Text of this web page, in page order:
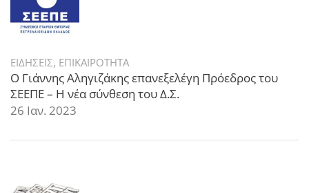
ΕΙΔΗΣΕΙΣ, ΕΠΙΚΑΙΡΟΤΗΤΑ
Ο Γιάννης Αληγιζάκης επανεξελέγη Πρόεδρος του
ΣΕΕΠΕ – Η νέα σύνθεση του Δ.Σ.
26 Ιαν. 2023